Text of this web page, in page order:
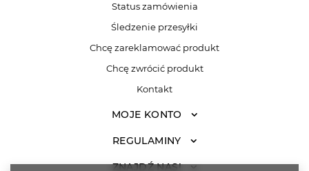
Status zamówienia
Śledzenie przesyłki
Chcę zareklamować produkt
Chcę zwrócić produkt
Kontakt
MOJE KONTO
REGULAMINY
ZNAJDŹ NAS!